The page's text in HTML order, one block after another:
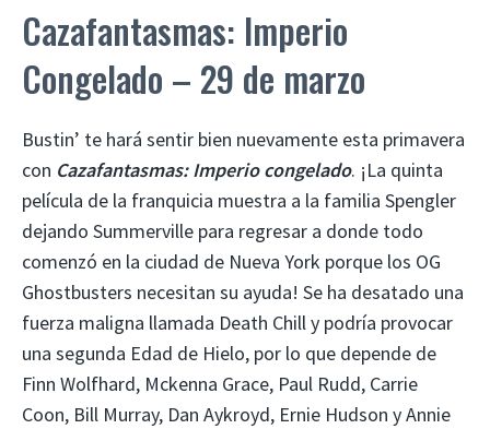
Cazafantasmas: Imperio
Congelado – 29 de marzo
Bustin’ te hará sentir bien nuevamente esta primavera
con Cazafantasmas: Imperio congelado. ¡La quinta
película de la franquicia muestra a la familia Spengler
dejando Summerville para regresar a donde todo
comenzó en la ciudad de Nueva York porque los OG
Ghostbusters necesitan su ayuda! Se ha desatado una
fuerza maligna llamada Death Chill y podría provocar
una segunda Edad de Hielo, por lo que depende de
Finn Wolfhard, Mckenna Grace, Paul Rudd, Carrie
Coon, Bill Murray, Dan Aykroyd, Ernie Hudson y Annie